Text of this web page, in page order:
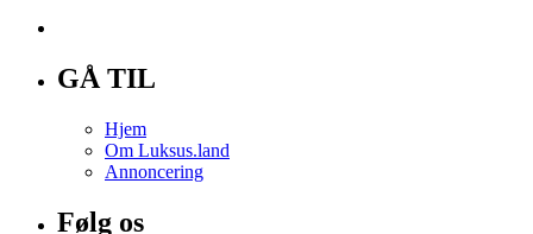
GÅ TIL
Hjem
Om Luksus.land
Annoncering
Følg os